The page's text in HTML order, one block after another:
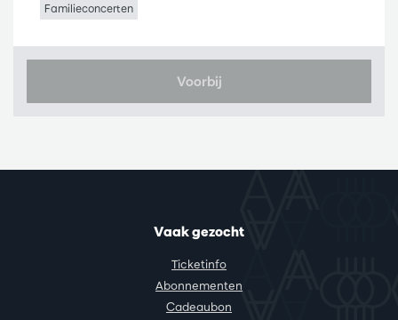
Familieconcerten
Voorbij
Vaak gezocht
Ticketinfo
Abonnementen
Cadeaubon